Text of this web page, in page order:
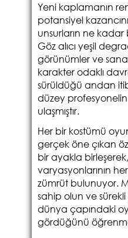
Yeni kaplamanın
potansiyel
unsurların ne kadar
Göz alıcı yeşil
görünümler ve
karakter odaklı
sürüldüğü andan
düzey
ulaşmıştır.
Her bir kostümü
gerçek öne çıkan
bir ayakla
varyasyonlarının
zümrüt bulunuyor.
sahip olun ve
dünya çapındaki
gördüğünü